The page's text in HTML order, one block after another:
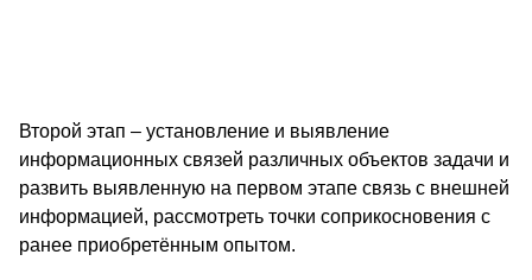
Второй этап – установление и выявление
информационных связей различных объектов задачи и
развить выявленную на первом этапе связь с внешней
информацией, рассмотреть точки соприкосновения с
ранее приобретённым опытом.